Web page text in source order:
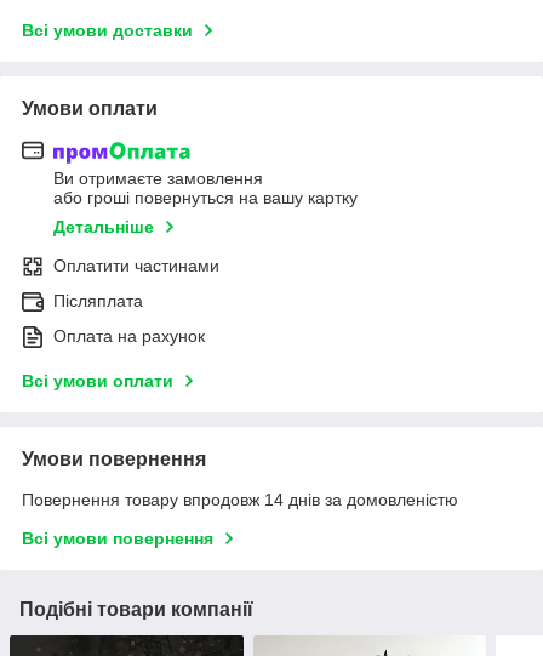
Всі умови доставки
Умови оплати
Ви отримаєте замовлення
або гроші повернуться на вашу картку
Детальніше
Оплатити частинами
Післяплата
Оплата на рахунок
Всі умови оплати
Умови повернення
Повернення товару впродовж 14 днів за домовленістю
Всі умови повернення
Подібні товари компанії